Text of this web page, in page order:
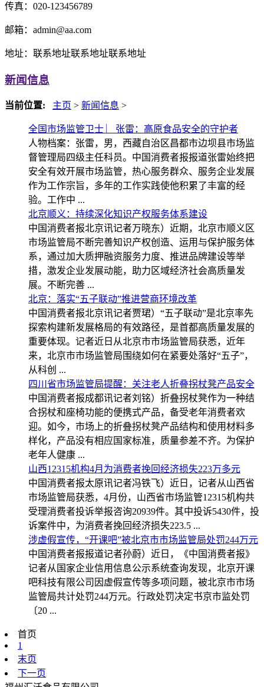
传真：020-123456789
邮箱： admin@aa.com
地址：联系地址联系地址联系地址
新闻信息
当前位置: 主页 > 新闻信息 >
全国市场监管卫士 ︳张雷：高原食品安全的守护者
人物档案：张雷，男，西藏自治区昌都市边坝县市场监
督管理局四级主任科员。中国消费者报报道张雷始终把
安全有效开展市场监管，热心服务群众、服务企业发展
作为工作宗旨，多年的工作实践使他积累了丰富的经
验。工作中 ...
北京顺义：持续深化知识产权服务体系建设
中国消费者报北京讯记者万晓东）近期，北京市顺义区
市场监管局不断完善知识产权创造、运用与保护服务体
系，通过加大质押融资服务力度、推进品牌建设等举
措，激发企业发展动能，助力区域经济社会高质量发
展。不断完善 ...
北京：落实“五子联动”推进营商环境改革
中国消费者报北京讯记者贾珺）“五子联动”是北京率先
探索构建新发展格局的有效路径，是首都高质量发展的
重要体现。记者近日从北京市市场监管局获悉，近年
来，北京市市场监管局围绕如何在紧要处落好“五子”，
从科创 ...
四川省市场监管局提醒：关注老人折叠拐杖凳产品安全
中国消费者报成都讯记者刘铭）折叠拐杖凳作为一种结
合拐杖和座椅功能的便携式产品，备受老年消费者欢
迎。如今，市场上的折叠拐杖凳产品结构和使用材料多
样化，产品没有相应国家标准，质量参差不齐。为保护
老年人健康 ...
山西12315机构4月为消费者挽回经济损失223万多元
中国消费者报太原讯记者冯铁飞）近日，记者从山西省
市场监管局获悉，4月份，山西省市场监管12315机构共
受理消费者投诉举报咨询20939件。其中投诉5430件，投
诉案件中，为消费者挽回经济损失223.5 ...
涉虚假宣传，“开课吧”被北京市市场监管局处罚244万元
中国消费者报报道记者孙蔚）近日，《中国消费者报》
记者从国家企业信用信息公示系统查询发现，北京开课
吧科技有限公司因虚假宣传等多项问题，被北京市市场
监管局共计处罚244万元。行政处罚决定书京市监处罚
〔20 ...
首页
1
末页
下一页